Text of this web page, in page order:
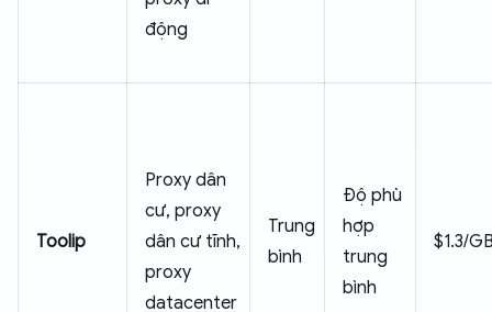
động
Toolip
Proxy dân
cư, proxy
dân cư tĩnh,
proxy
datacenter
Trung
bình
Độ phù
hợp
trung
bình
$1.3/